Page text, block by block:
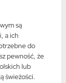
są
a ich
do
pewność, że
lub
świeżości.